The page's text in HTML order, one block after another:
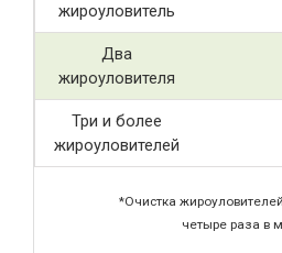
жироуловитель
Два
жироуловителя
Три и более
жироуловителей
*Очистка
четыре раза в